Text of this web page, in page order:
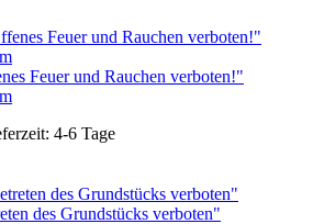
Feuer und Rauchen verboten!"
4-6 Tage
des Grundstücks verboten"